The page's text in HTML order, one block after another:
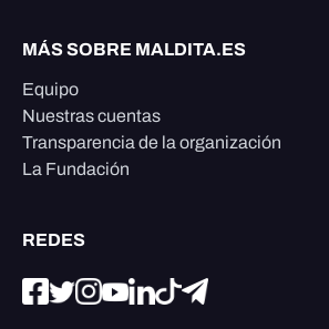
MÁS SOBRE MALDITA.ES
Equipo
Nuestras cuentas
Transparencia de la organización
La Fundación
REDES